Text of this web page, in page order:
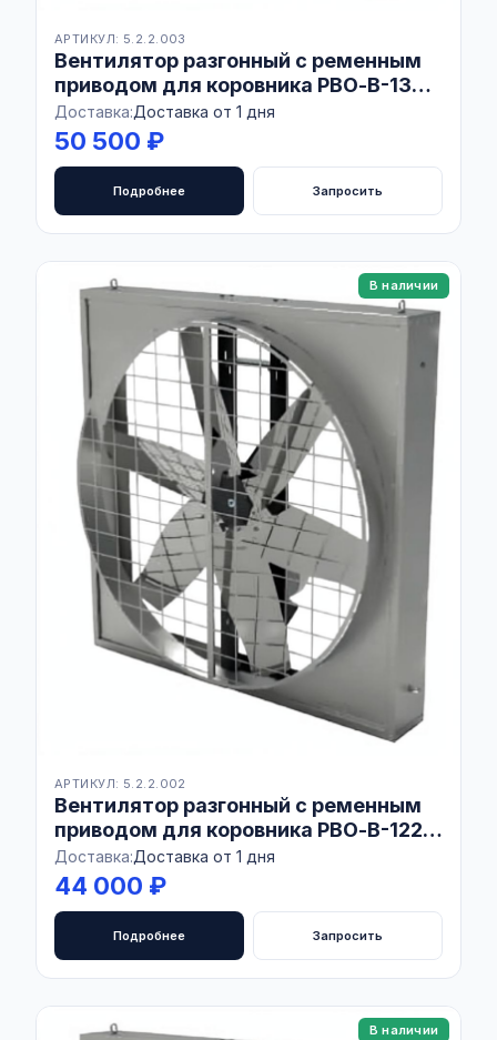
АРТИКУЛ: 5.2.2.003
Вентилятор разгонный с ременным
приводом для коровника РВО-В-1380
Combo AISI430
Доставка:Доставка от 1 дня
50 500 ₽
Подробнее Запросить
В наличии
АРТИКУЛ: 5.2.2.002
Вентилятор разгонный с ременным
приводом для коровника РВО-В-1220
Combo AISI430
Доставка:Доставка от 1 дня
44 000 ₽
Подробнее Запросить
В наличии